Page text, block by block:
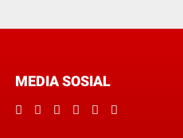
MEDIA SOSIAL